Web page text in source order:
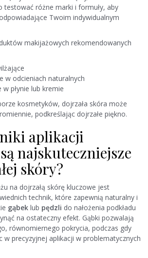
testować różne marki i formuły, aby
Twoim indywidualnym
makijażowych rekomendowanych
w odcieniach naturalnych
w płynie lub kremie
kosmetyków, dojrzała skóra może
podkreślając dojrzałe piękno.
aplikacji
najskuteczniejsze
skóry?
na dojrzałą skórę kluczowe jest
technik, które zapewnią naturalny i
gąbek lub pędzli do nałożenia podkładu
na ostateczny efekt. Gąbki pozwalają
równomiernego pokrycia, podczas gdy
w precyzyjnej aplikacji w problematycznych